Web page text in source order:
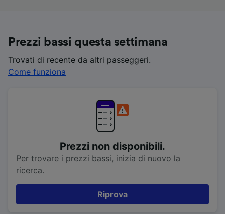
Prezzi bassi questa settimana
Trovati di recente da altri passeggeri.
Come funziona
Prezzi non disponibili.
Per trovare i prezzi bassi, inizia di nuovo la
ricerca.
Riprova